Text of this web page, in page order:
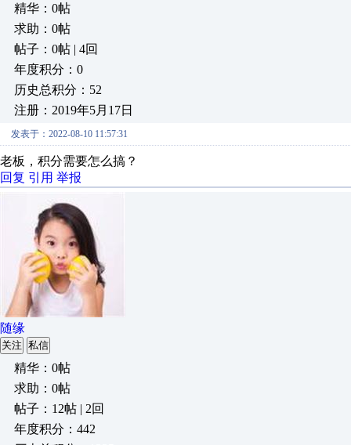
精华：0帖
求助：0帖
帖子：0帖 | 4回
年度积分：0
历史总积分：52
注册：2019年5月17日
发表于：2022-08-10 11:57:31
老板，积分需要怎么搞？
回复 引用 举报
随缘
关注 私信
精华：0帖
求助：0帖
帖子：12帖 | 2回
年度积分：442